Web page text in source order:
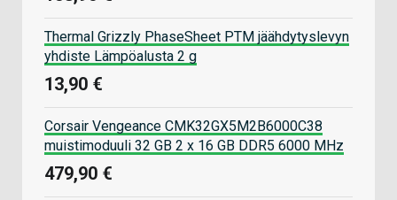
Thermal Grizzly PhaseSheet PTM jäähdytyslevyn
yhdiste Lämpöalusta 2 g
13,90 €
Corsair Vengeance CMK32GX5M2B6000C38
muistimoduuli 32 GB 2 x 16 GB DDR5 6000 MHz
479,90 €